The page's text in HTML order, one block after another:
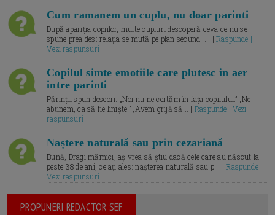
Cum ramanem un cuplu, nu doar parinti
După apariția copiilor, multe cupluri descoperă ceva ce nu se
spune prea des: relația se mută pe plan secund. ... |Raspunde |
Vezi raspunsuri
Copilul simte emotiile care plutesc in aer
intre parinti
Părinții spun deseori: „Noi nu ne certăm în fața copilului.” „Ne
abținem, ca să fie liniște.” „Avem grijă să... | Raspunde | Vezi
raspunsuri
Naștere naturală sau prin cezariană
Bună, Dragi mămici, aș vrea să știu dacă cele care au născut la
peste 38 de ani, ce ați ales: nașterea naturală sau p... |Raspunde |
Vezi raspunsuri
PROPUNERI REDACTOR SEF